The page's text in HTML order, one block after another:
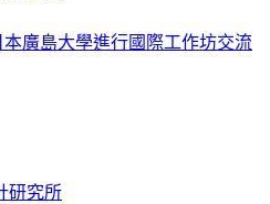
廣島大學進行國際工作坊交流
研究所